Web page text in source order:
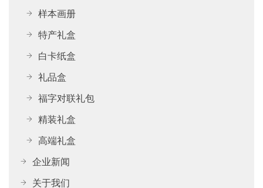
样本画册
特产礼盒
白卡纸盒
礼品盒
福字对联礼包
精装礼盒
高端礼盒
企业新闻
关于我们